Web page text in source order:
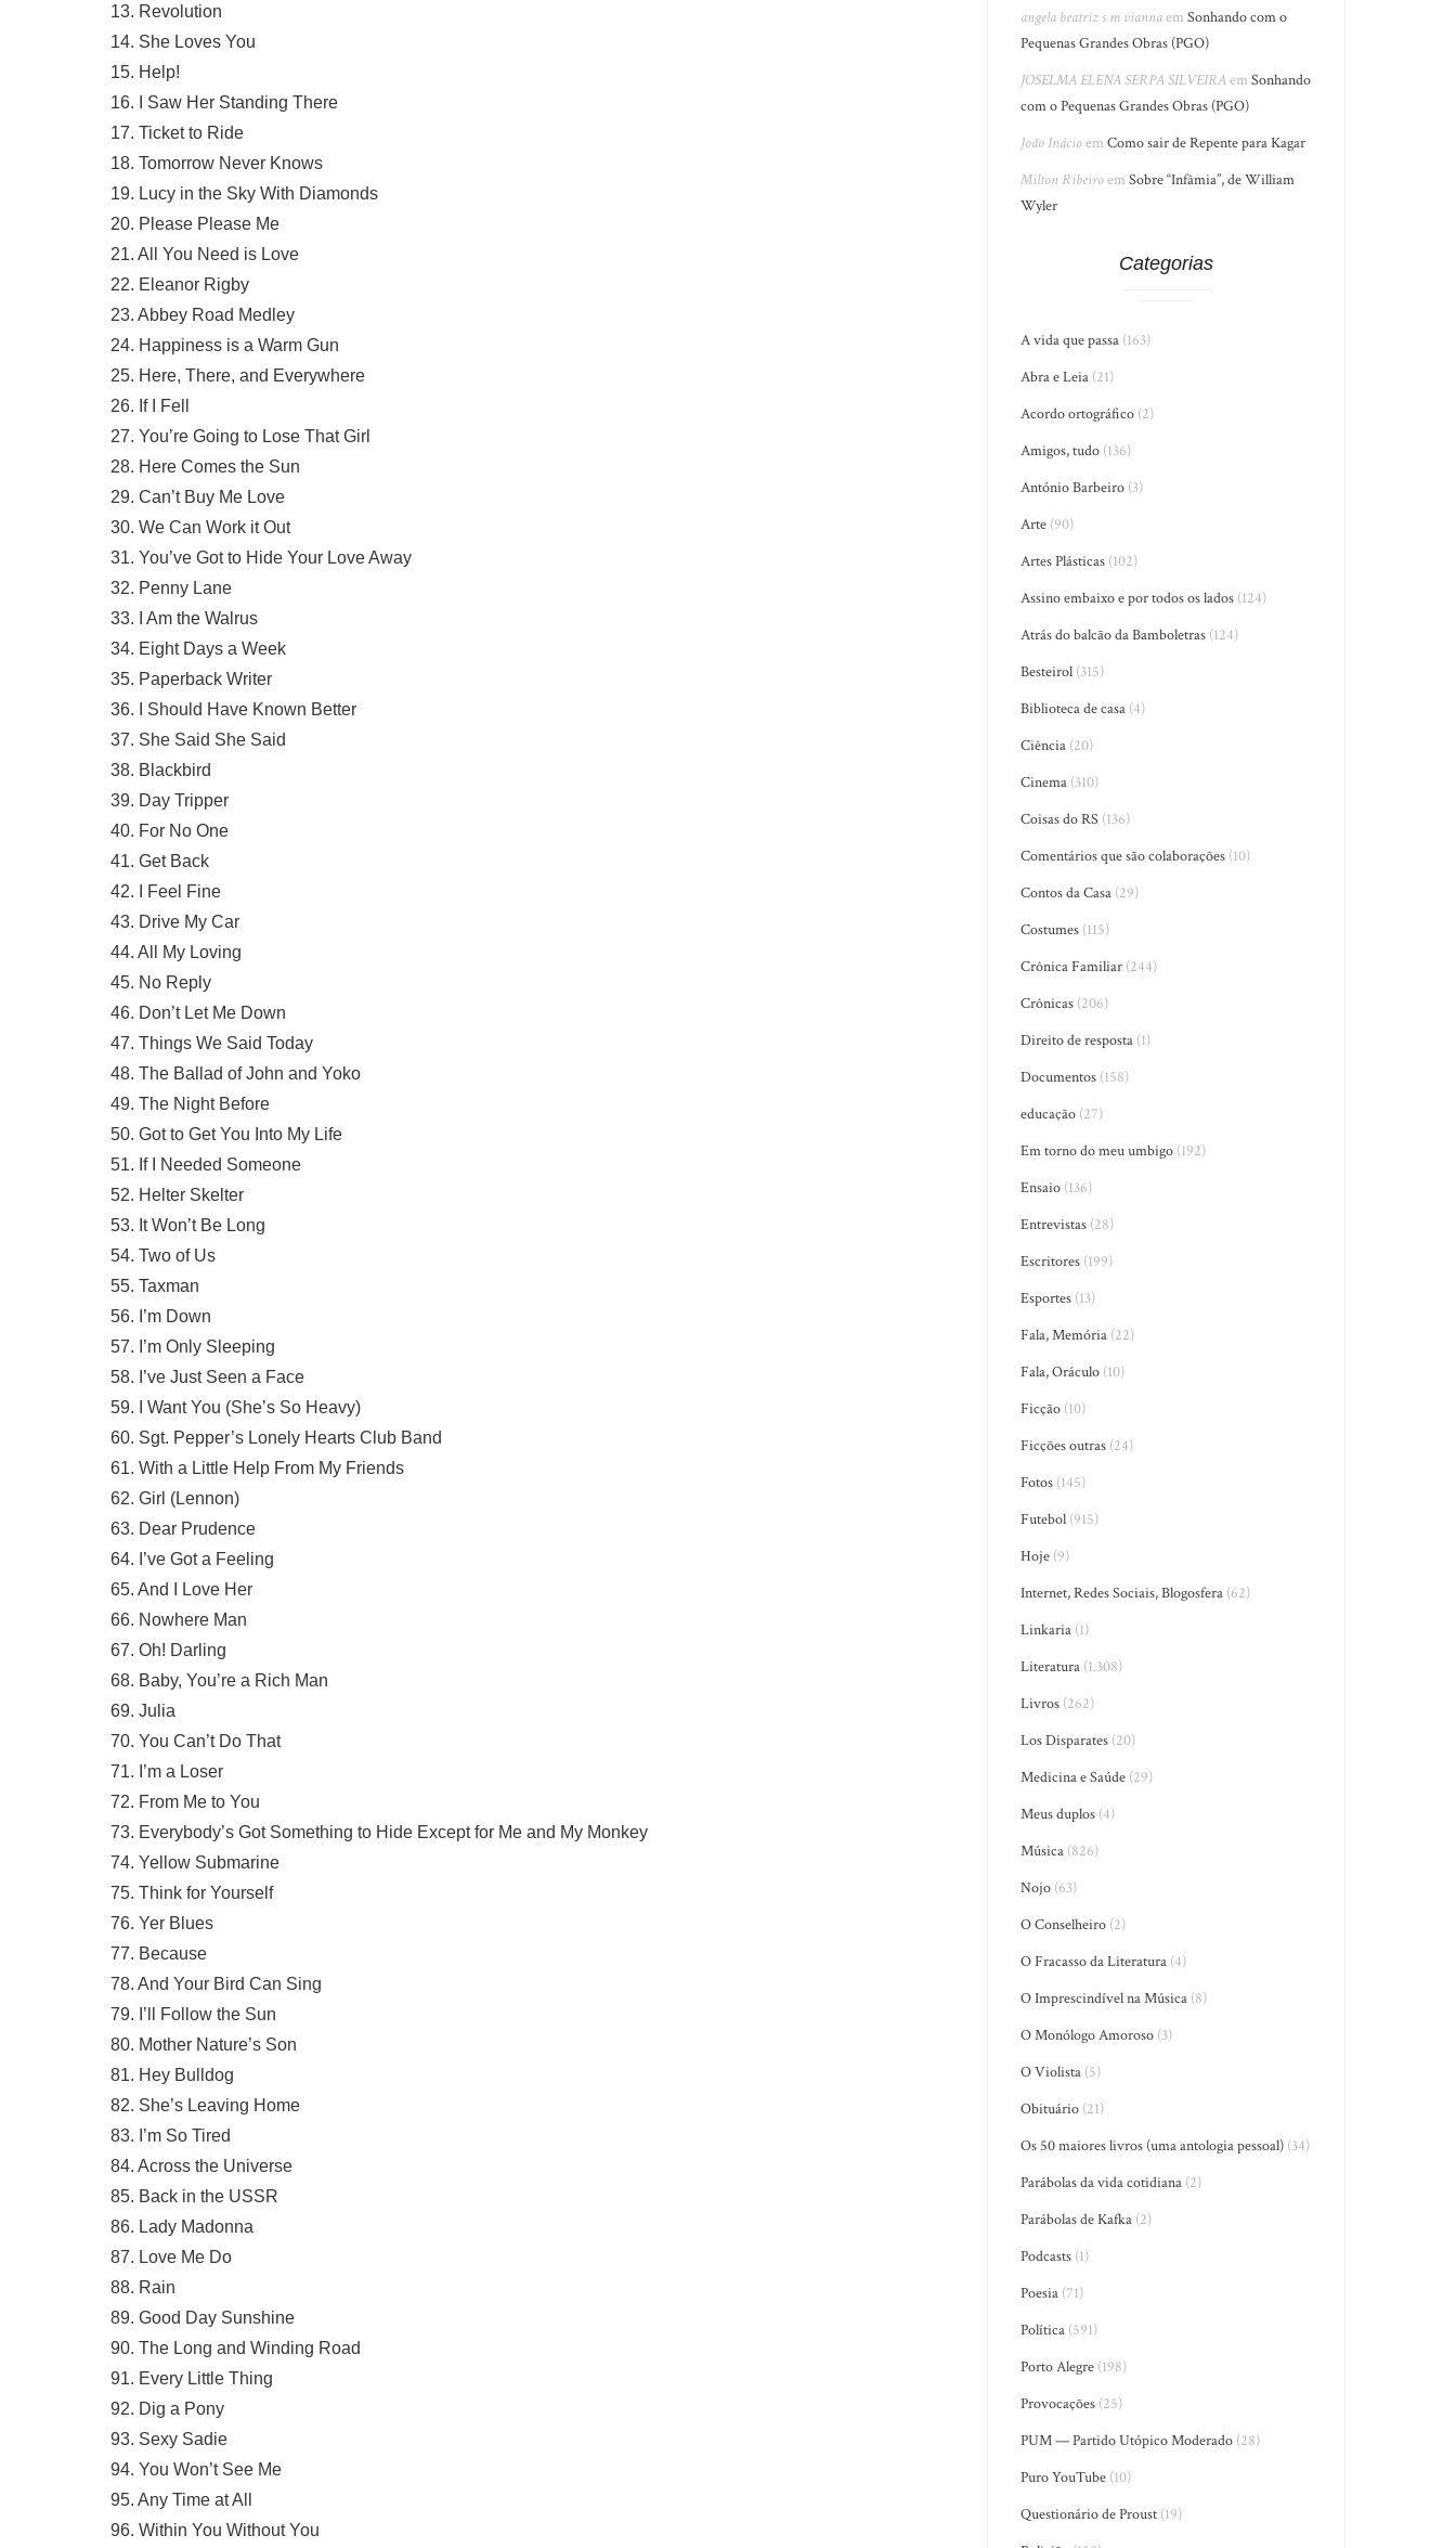
13. Revolution
14. She Loves You
15. Help!
16. I Saw Her Standing There
17. Ticket to Ride
18. Tomorrow Never Knows
19. Lucy in the Sky With Diamonds
20. Please Please Me
21. All You Need is Love
22. Eleanor Rigby
23. Abbey Road Medley
24. Happiness is a Warm Gun
25. Here, There, and Everywhere
26. If I Fell
27. You’re Going to Lose That Girl
28. Here Comes the Sun
29. Can’t Buy Me Love
30. We Can Work it Out
31. You’ve Got to Hide Your Love Away
32. Penny Lane
33. I Am the Walrus
34. Eight Days a Week
35. Paperback Writer
36. I Should Have Known Better
37. She Said She Said
38. Blackbird
39. Day Tripper
40. For No One
41. Get Back
42. I Feel Fine
43. Drive My Car
44. All My Loving
45. No Reply
46. Don’t Let Me Down
47. Things We Said Today
48. The Ballad of John and Yoko
49. The Night Before
50. Got to Get You Into My Life
51. If I Needed Someone
52. Helter Skelter
53. It Won’t Be Long
54. Two of Us
55. Taxman
56. I’m Down
57. I’m Only Sleeping
58. I’ve Just Seen a Face
59. I Want You (She’s So Heavy)
60. Sgt. Pepper’s Lonely Hearts Club Band
61. With a Little Help From My Friends
62. Girl (Lennon)
63. Dear Prudence
64. I’ve Got a Feeling
65. And I Love Her
66. Nowhere Man
67. Oh! Darling
68. Baby, You’re a Rich Man
69. Julia
70. You Can’t Do That
71. I’m a Loser
72. From Me to You
73. Everybody’s Got Something to Hide Except for Me and My Monkey
74. Yellow Submarine
75. Think for Yourself
76. Yer Blues
77. Because
78. And Your Bird Can Sing
79. I’ll Follow the Sun
80. Mother Nature’s Son
81. Hey Bulldog
82. She’s Leaving Home
83. I’m So Tired
84. Across the Universe
85. Back in the USSR
86. Lady Madonna
87. Love Me Do
88. Rain
89. Good Day Sunshine
90. The Long and Winding Road
91. Every Little Thing
92. Dig a Pony
93. Sexy Sadie
94. You Won’t See Me
95. Any Time at All
96. Within You Without You
angela beatriz s m viannaemSonhando com o
Pequenas Grandes Obras (PGO)
JOSELMA ELENA SERPA SILVEIRAemSonhando
com o Pequenas Grandes Obras (PGO)
João InácioemComo sair de Repente para Kagar
Milton RibeiroemSobre “Infâmia”, de William
Wyler
Categorias
A vida que passa (163)
Abra e Leia (21)
Acordo ortográfico (2)
Amigos, tudo (136)
António Barbeiro (3)
Arte (90)
Artes Plásticas (102)
Assino embaixo e por todos os lados (124)
Atrás do balcão da Bamboletras (124)
Besteirol (315)
Biblioteca de casa (4)
Ciência (20)
Cinema (310)
Coisas do RS (136)
Comentários que são colaborações (10)
Contos da Casa (29)
Costumes (115)
Crônica Familiar (244)
Crônicas (206)
Direito de resposta (1)
Documentos (158)
educação (27)
Em torno do meu umbigo (192)
Ensaio (136)
Entrevistas (28)
Escritores (199)
Esportes (13)
Fala, Memória (22)
Fala, Oráculo (10)
Ficção (10)
Ficções outras (24)
Fotos (145)
Futebol (915)
Hoje (9)
Internet, Redes Sociais, Blogosfera (62)
Linkaria (1)
Literatura (1.308)
Livros (262)
Los Disparates (20)
Medicina e Saúde (29)
Meus duplos (4)
Música (826)
Nojo (63)
O Conselheiro (2)
O Fracasso da Literatura (4)
O Imprescindível na Música (8)
O Monólogo Amoroso (3)
O Violista (5)
Obituário (21)
Os 50 maiores livros (uma antologia pessoal) (34)
Parábolas da vida cotidiana (2)
Parábolas de Kafka (2)
Podcasts (1)
Poesia (71)
Política (591)
Porto Alegre (198)
Provocações (25)
PUM — Partido Utópico Moderado (28)
Puro YouTube (10)
Questionário de Proust (19)